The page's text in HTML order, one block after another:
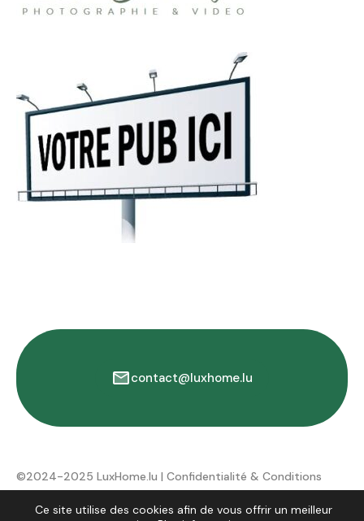
contact@luxhome.lu
©2024-2025 LuxHome.lu | Confidentialité & Conditions
d'utilisation
Ce site utilise des cookies afin de vous offrir un meilleur